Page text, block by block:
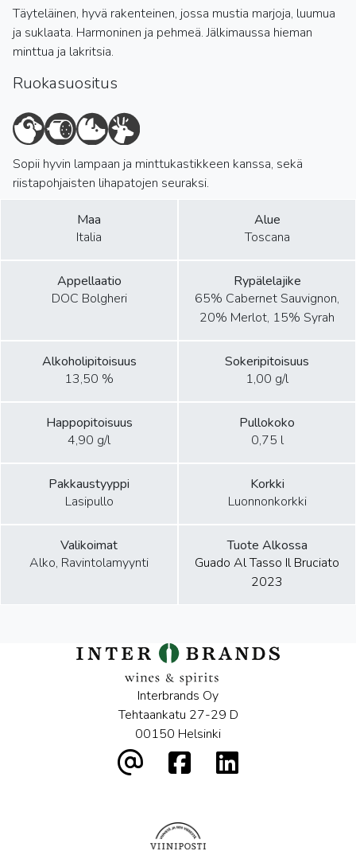
Täyteläinen, hyvä rakenteinen, jossa mustia marjoja, luumua
ja suklaata. Harmoninen ja pehmeä. Jälkimaussa hieman
minttua ja lakritsia.
Ruokasuositus
Sopii hyvin lampaan ja minttukastikkeen kanssa, sekä
riistapohjaisten lihapatojen seuraksi.
Maa
Italia
Alue
Toscana
Appellaatio
DOC Bolgheri
Rypälelajike
65% Cabernet Sauvignon,
20% Merlot, 15% Syrah
Alkoholipitoisuus
13,50 %
Sokeripitoisuus
1,00 g/l
Happopitoisuus
4,90 g/l
Pullokoko
0,75 l
Pakkaustyyppi
Lasipullo
Korkki
Luonnonkorkki
Valikoimat
Alko, Ravintolamyynti
Tuote Alkossa
Guado Al Tasso Il Bruciato
2023
Interbrands Oy
Tehtaankatu 27-29 D
00150 Helsinki